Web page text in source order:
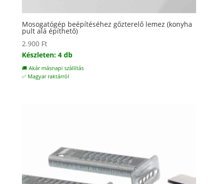
Mosogatógép beépítéséhez gőzterelő lemez (konyha
pult alá építhető)
2.900 Ft
Készleten: 4 db
🚚 Akár másnapi szállítás
✅ Magyar raktárról